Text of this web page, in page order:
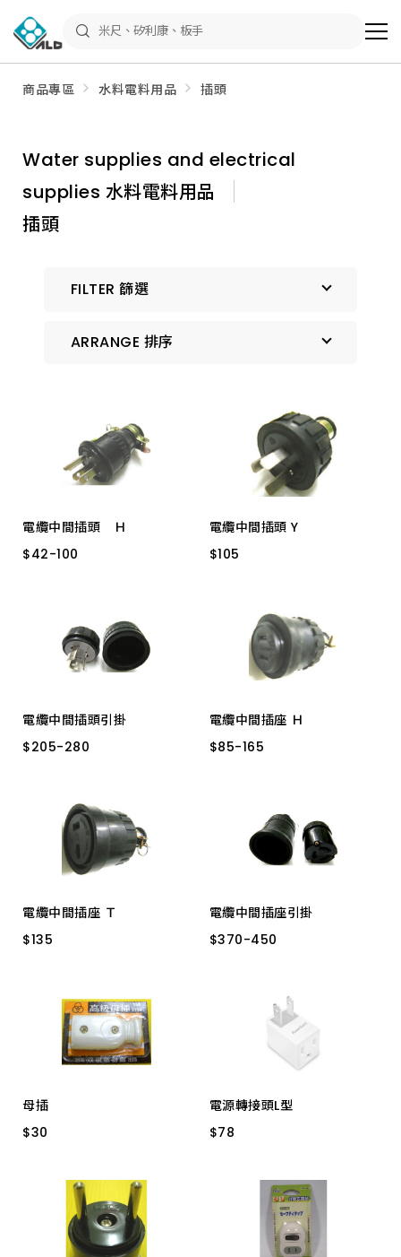
Shop
商
專
具、
商品專區 水料電料用品 插頭
Water supplies and electrical
supplies 水料電料用品
插頭
FILTER 篩選
ARRANGE 排序
上架時間 由新到舊
產品價格 從低到高
電纜中間插頭 Ｈ
$42-100
$42-100
2P15A 接地
電纜中間插頭 Y
$105
$105
電纜中間插頭引掛
$205-280
$205-280
4P20A LK8420
2P20A LK8220
電纜中間插座 Ｈ
$85-165
$85-165
電纜中間插座 Ｔ
$135
$135
電纜中間插座引掛
$370-450
$370-450
2P20A LK5220
母插
$30
$30
電源轉接頭L型
$78
$78